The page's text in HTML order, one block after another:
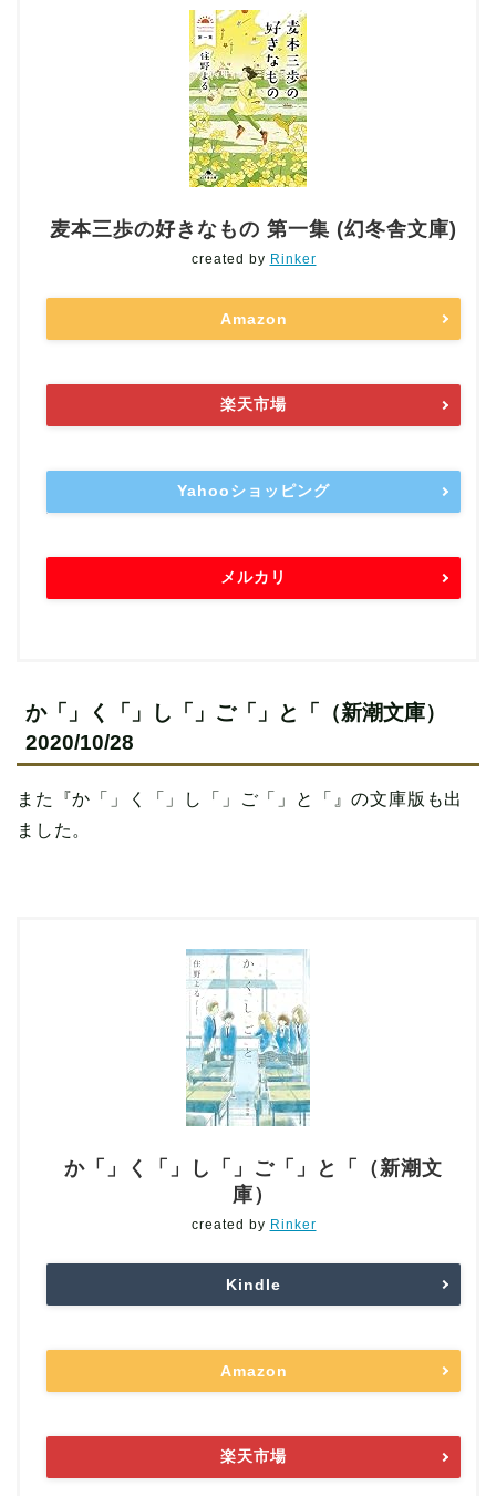
麦本三歩の好きなもの 第一集 (幻冬舎文庫)
created by Rinker
Amazon
楽天市場
Yahooショッピング
メルカリ
か「」く「」し「」ご「」と「（新潮文庫）
2020/10/28
また『か「」く「」し「」ご「」と「』の文庫版も出
ました。
か「」く「」し「」ご「」と「（新潮文
庫）
created by Rinker
Kindle
Amazon
楽天市場